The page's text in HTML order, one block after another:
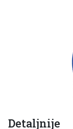
Detaljnije